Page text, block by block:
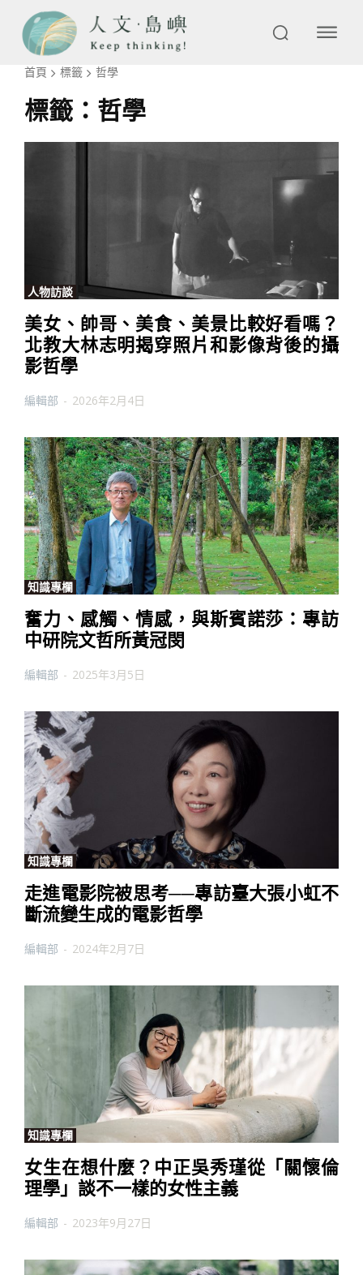
首頁 標籤 哲學
標籤： 哲學
人物訪談
美女、帥哥、美食、美景比較好看嗎？
北教大林志明揭穿照片和影像背後的攝
影哲學
編輯部 - 2026年2月4日
知識專欄
奮力、感觸、情感，與斯賓諾莎：專訪
中研院文哲所黃冠閔
編輯部 - 2025年3月5日
知識專欄
走進電影院被思考──專訪臺大張小虹不
斷流變生成的電影哲學
編輯部 - 2024年2月7日
知識專欄
女生在想什麼？中正吳秀瑾從「關懷倫
理學」談不一樣的女性主義
編輯部 - 2023年9月27日